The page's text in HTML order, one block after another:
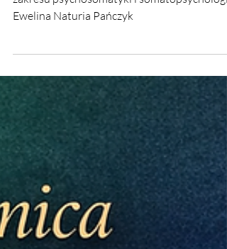
Ukończenie specjalistycznych studiów z